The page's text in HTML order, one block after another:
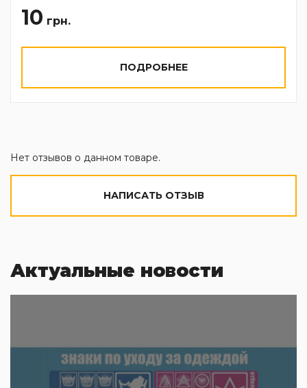
10 грн.
ПОДРОБНЕЕ
Нет отзывов о данном товаре.
НАПИСАТЬ ОТЗЫВ
Актуальные новости